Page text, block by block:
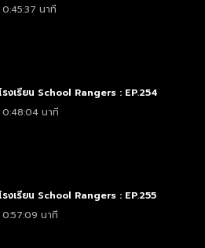
0:45:37 นาที
รงเรียน School Rangers : EP.254
0:48:04 นาที
รงเรียน School Rangers : EP.255
0:57:09 นาที